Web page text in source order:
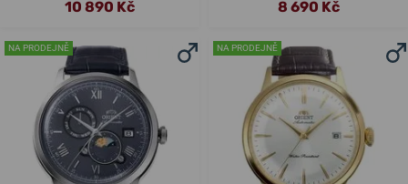
10 890 Kč 8 690 Kč
NA PRODEJNĚ NA PRODEJNĚ